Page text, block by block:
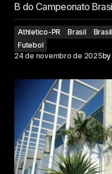
B do Campeonato
Athletico-PR Brasil
Futebol
24 de novembro de 2025by